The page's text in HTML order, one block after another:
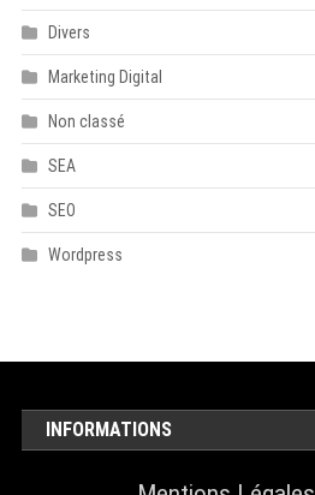
Divers
Marketing Digital
Non classé
SEA
SEO
Wordpress
INFORMATIONS